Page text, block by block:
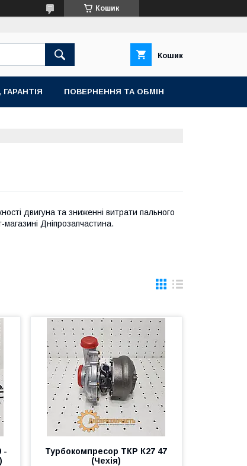
Кошик
Кошик
ПОВЕРНЕННЯ ТА ОБМІН
двигуна та зниженні витрати пального
Дніпрозапчастина.
-
Турбокомпресор ТКР К27 47
(Чехія)